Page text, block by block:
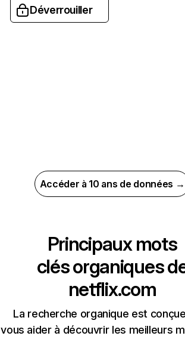
Déverrouiller
Accéder à 10 ans de données →
Principaux mots
clés organiques
netflix.com
La recherche organique est
vous aider à découvrir les meilleurs